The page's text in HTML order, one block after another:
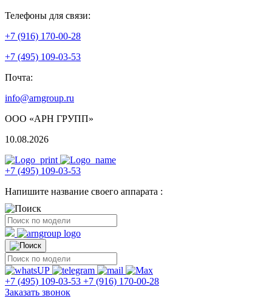
Телефоны для связи:
+7 (916) 170-00-28
+7 (495) 109-03-53
Почта:
info@arngroup.ru
ООО «АРН ГРУПП»
10.08.2026
+7 (495) 109-03-53
Напишите название своего аппарата :
+7 (495) 109-03-53 +7 (916) 170-00-28
Заказать звонок